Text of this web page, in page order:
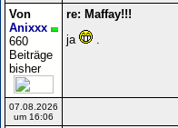
Von
Anixxx
660
Beiträge
bisher
re: Maffay!!!
ja
07.08.2026
um 16:06